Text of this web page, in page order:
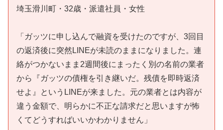
埼玉滑川町・32歳・派遣社員・女性
「ガッツに申し込んで融資を受けたのですが、3回目
の返済後に突然LINEが未読のままになりました。連
絡がつかないまま2週間後にまったく別の名前の業者
から『ガッツの債権を引き継いだ。残債を即時返済
せよ』というLINEが来ました。元の業者とは内容が
違う金額で、明らかに不正な請求だと思いますが怖
くてどうすればいいかわかりません」